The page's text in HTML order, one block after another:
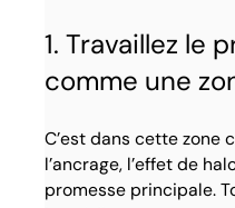
1. Travaillez le
comme une
C’est dans cette zone
l’ancrage, l’effet de
promesse principale.